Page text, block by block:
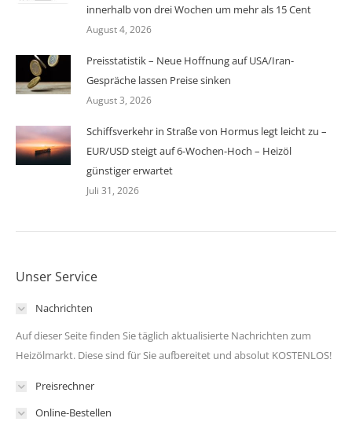
innerhalb von drei Wochen um mehr als 15 Cent
August 4, 2026
Preisstatistik – Neue Hoffnung auf USA/Iran-
Gespräche lassen Preise sinken
August 3, 2026
Schiffsverkehr in Straße von Hormus legt leicht zu –
EUR/USD steigt auf 6-Wochen-Hoch – Heizöl
günstiger erwartet
Juli 31, 2026
Unser Service
Nachrichten
Auf dieser Seite finden Sie täglich aktualisierte Nachrichten zum
Heizölmarkt. Diese sind für Sie aufbereitet und absolut KOSTENLOS!
Preisrechner
Online-Bestellen